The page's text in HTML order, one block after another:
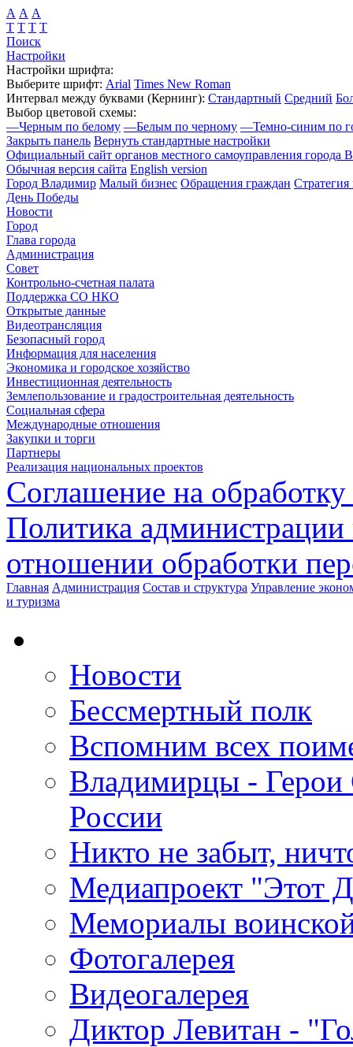
А А А
Т Т Т Т
Поиск
Настройки
Настройки шрифта:
Выберите шрифт: Arial Times New Roman
Интервал между буквами (Кернинг): Стандартный Средний
Выбор цветовой схемы:
—Черным по белому —Белым по черному —Темно-синим по
Закрыть панель Вернуть стандартные настройки
Официальный сайт органов местного самоуправления города
Обычная версия сайта English version
Город Владимир Малый бизнес Обращения граждан Стратегия
День Победы
Новости
Город
Глава города
Администрация
Совет
Контрольно-счетная палата
Поддержка СО НКО
Открытые данные
Видеотрансляция
Безопасный город
Информация для населения
Экономика и городское хозяйство
Инвестиционная деятельность
Землепользование и градостроительная деятельность
Социальная сфера
Международные отношения
Закупки и торги
Партнеры
Реализация национальных проектов
Соглашение на
Политика
отношении обработки
Главная Администрация Состав и структура Управление
и туризма
Новости
Бессмертный полк
Вспомним всех
Владимирцы - Герои
России
Никто не забыт,
Медиапроект "Этот
Мемориалы
Фотогалерея
Видеогалерея
Диктор Левитан -